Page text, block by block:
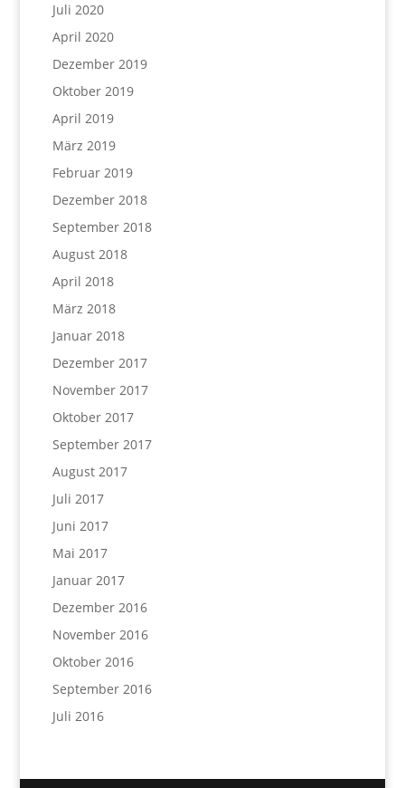
Juli 2020
April 2020
Dezember 2019
Oktober 2019
April 2019
März 2019
Februar 2019
Dezember 2018
September 2018
August 2018
April 2018
März 2018
Januar 2018
Dezember 2017
November 2017
Oktober 2017
September 2017
August 2017
Juli 2017
Juni 2017
Mai 2017
Januar 2017
Dezember 2016
November 2016
Oktober 2016
September 2016
Juli 2016